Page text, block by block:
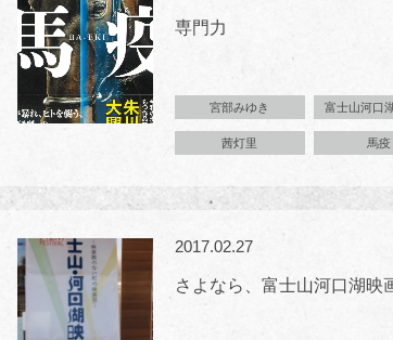
専門力
宮部みゆき 富士山河口
茜灯里 馬疫
2017.02.27
さよなら、富士山河口湖映